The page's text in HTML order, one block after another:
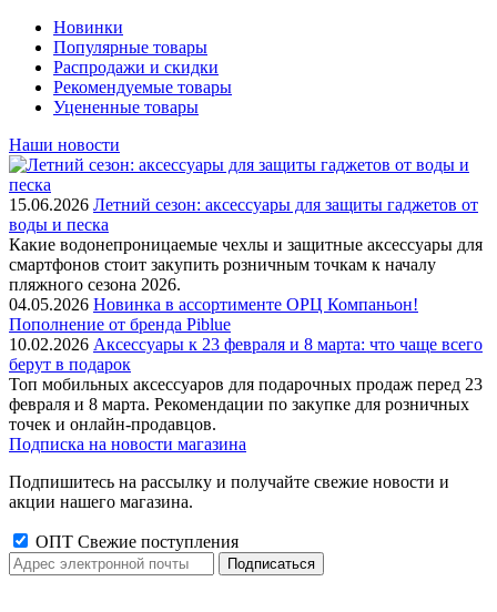
Новинки
Популярные товары
Распродажи и скидки
Рекомендуемые товары
Уцененные товары
Наши новости
15.06.2026 Летний сезон: аксессуары для защиты гаджетов от
воды и песка
Какие водонепроницаемые чехлы и защитные аксессуары для
смартфонов стоит закупить розничным точкам к началу
пляжного сезона 2026.
04.05.2026 Новинка в ассортименте OРЦ Компаньон!
Пополнение от бренда Piblue
10.02.2026 Аксессуары к 23 февраля и 8 марта: что чаще всего
берут в подарок
Топ мобильных аксессуаров для подарочных продаж перед 23
февраля и 8 марта. Рекомендации по закупке для розничных
точек и онлайн-продавцов.
Подписка на новости магазина
Подпишитесь на рассылку и получайте свежие новости и
акции нашего магазина.
ОПТ Свежие поступления